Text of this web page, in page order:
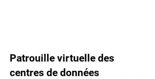
Patrouille virtuelle des
centres de données